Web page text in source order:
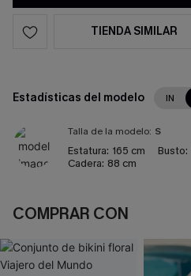
TIENDA SIMILAR
Estadísticas del modelo IN
Talla de la modelo: S
Estatura: 165 cm Busto:
Cadera: 88 cm
COMPRAR CON